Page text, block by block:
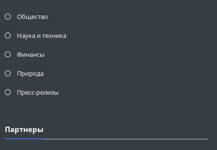
Общество
Наука и техника
Финансы
Природа
Пресс-релизы
Партнеры